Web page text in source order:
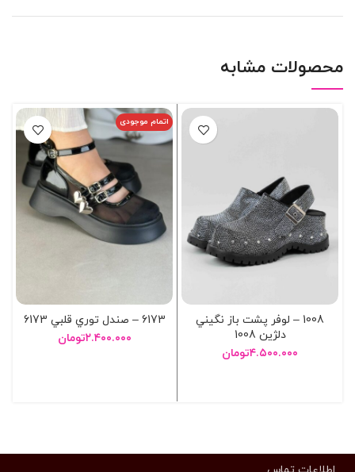
محصولات مشابه
1008 – لوفر پشت باز نگيني
دلژين 1008
۴.۵۰۰.۰۰۰تومان
اتمام موجودی
6173 – صندل توري قلبي 6173
۲.۴۰۰.۰۰۰تومان